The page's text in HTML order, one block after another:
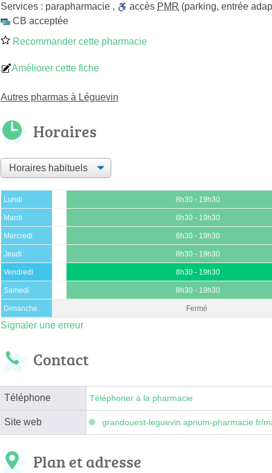
Services : parapharmacie , accès PMR (parking, entrée
CB acceptée
Recommander cette pharmacie
Améliorer cette fiche
Autres pharmas à Léguevin
Horaires
Lundi 8h30 - 19h30
Mardi 8h30 - 19h30
Mercredi 8h30 - 19h30
Jeudi 8h30 - 19h30
Vendredi 8h30 - 19h30
Samedi 8h30 - 19h30
Dimanche Fermé
Signaler une erreur
Contact
Téléphone Téléphoner à la pharmacie
Site web grandouest-leguevin.aprium-pharmacie.fr/
Plan et adresse